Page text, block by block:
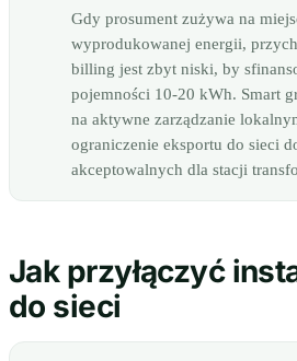
Gdy prosument zużywa na
wyprodukowanej energii,
billing jest zbyt niski, by
pojemności 10-20 kWh. Smart
na aktywne zarządzanie
ograniczenie eksportu do sieci
akceptowalnych dla stacji
Jak przyłączyć
do sieci